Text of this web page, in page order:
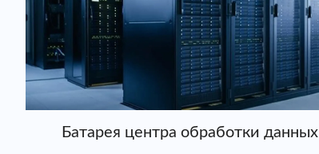
Батарея центра обработки данных